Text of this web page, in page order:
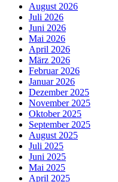
August 2026
Juli 2026
Juni 2026
Mai 2026
April 2026
März 2026
Februar 2026
Januar 2026
Dezember 2025
November 2025
Oktober 2025
September 2025
August 2025
Juli 2025
Juni 2025
Mai 2025
April 2025